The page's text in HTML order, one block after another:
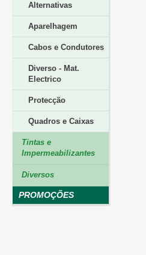
Alternativas
Aparelhagem
Cabos e Condutores
Diverso - Mat.
Electrico
Protecção
Quadros e Caixas
Tintas e
Impermeabilizantes
Diversos
PROMOÇÕES